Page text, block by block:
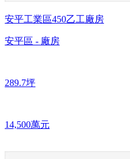
安平工業區450乙工廠房
安平區 - 廠房
289.7坪
14,500萬元